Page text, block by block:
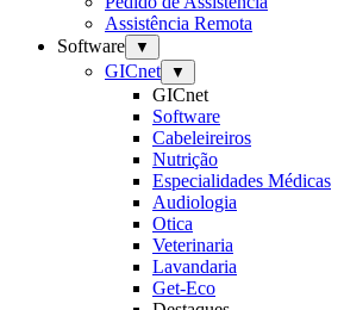
Assistência Remota
Software
▼
GICnet ▼
GICnet
Software
Cabeleireiros
Nutrição
Especialidades Médicas
Audiologia
Otica
Veterinaria
Lavandaria
Get-Eco